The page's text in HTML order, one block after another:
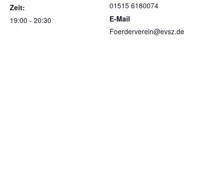
Zeit:
19:00 - 20:30
01515 6180074
E-Mail
Foerderverein@evsz.de